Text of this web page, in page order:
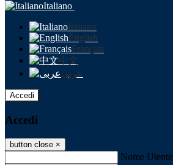
Italiano
Italiano
English
Français
中文
عربى
Accedi
Accedi
button close ×
Nome Utente